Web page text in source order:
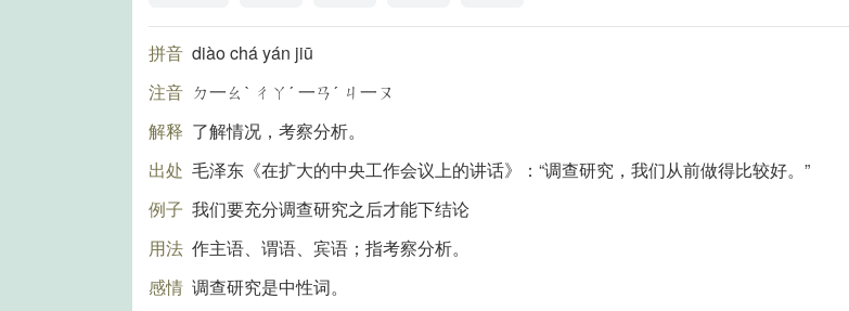
拼音 diào chá yán jiū
注音 ㄉ一ㄠˋ ㄔㄚˊ 一ㄢˊ ㄐ一ㄡ
解释 了解情况，考察分析。
出处 毛泽东《在扩大的中央工作会议上的讲话》：“调查研究，我们从前做得比较好。”
例子 我们要充分调查研究之后才能下结论
用法 作主语、谓语、宾语；指考察分析。
感情 调查研究是中性词。